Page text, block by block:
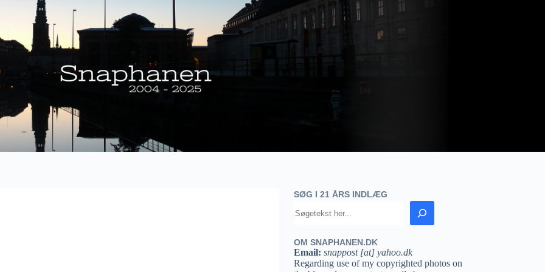
SØG I 21 ÅRS INDLÆG
OM SNAPHANEN.DK
Email: snappost [at] yahoo.dk
Regarding use of my copyrighted photos on